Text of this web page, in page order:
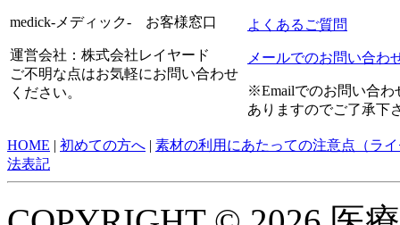
medick-メディック- お客様窓口
運営会社：株式会社レイヤード
ご不明な点はお気軽にお問い合わせ
ください。
よくあるご質問
メールでのお問い合わ
※Emailでのお問い合わ
ありますのでご了承下
HOME | 初めての方へ | 素材の利用にあたっての注意点（ラ
法表記